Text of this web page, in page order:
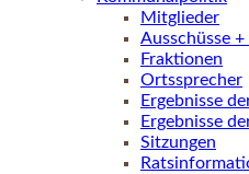
Mitglieder
Ausschüsse
Fraktionen
Ortssprecher
Ergebnisse
Ergebnisse
Sitzungen